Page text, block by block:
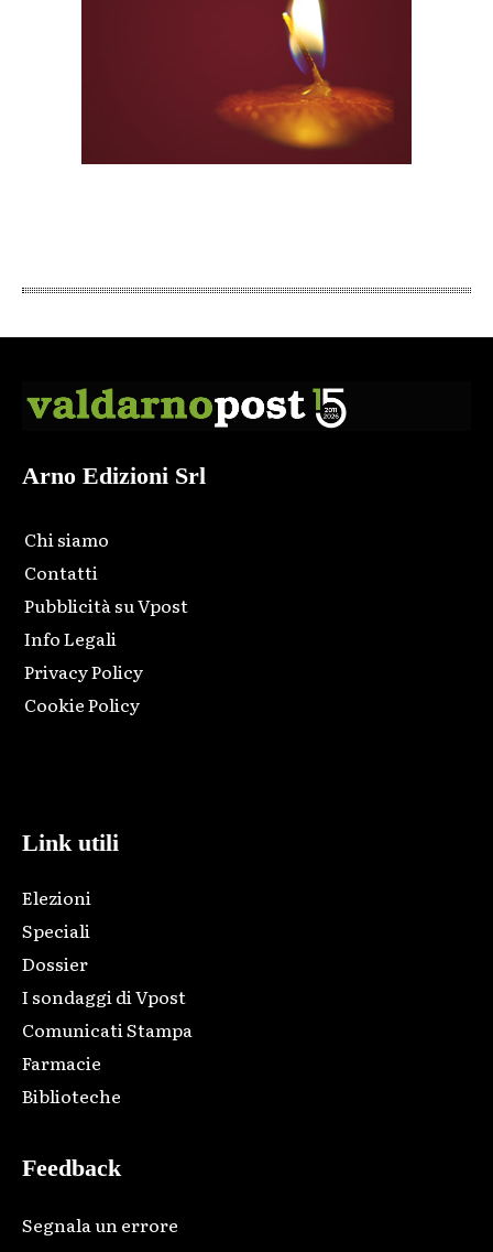
Arno Edizioni Srl
Chi siamo
Contatti
Pubblicità su Vpost
Info Legali
Privacy Policy
Cookie Policy
Link utili
Elezioni
Speciali
Dossier
I sondaggi di Vpost
Comunicati Stampa
Farmacie
Biblioteche
Feedback
Segnala un errore